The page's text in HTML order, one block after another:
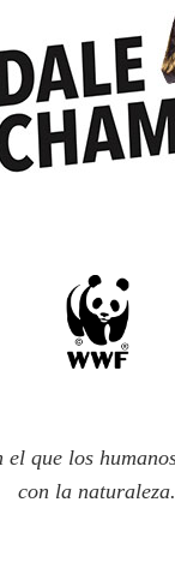
el que los
con la naturaleza.